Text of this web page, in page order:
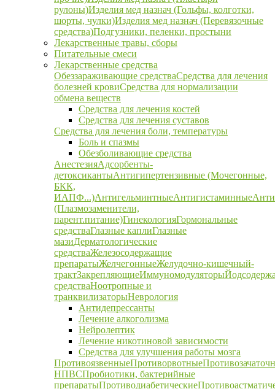
рулоны)Изделия мед назнач (Гольфы, колготки,
шорты, чулки)Изделия мед назнач (Перевязочные
средства)Подгузники, пеленки, простыни
Лекарственные травы, сборы
Питательные смеси
Лекарственные средства
Обеззараживающие средстваСредства для лечения
болезней кровиСредства для нормализации
обмена веществ
Средства для лечения костей
Средства для лечения суставов
Средства для лечения боли, температуры
Боль и спазмы
Обезболивающие средства
АнестезияАдсорбенты-
детоксикантыАнтигипертензивные (Мочегонные,
БКК,
ИАПФ...)АнтигельминтныеАнтигистаминные
(Плазмозаменители,
парент.питание)ГинекологияГормональные
средстваГлазные каплиГлазные
мазиДерматологические
средстваЖелезосодержащие
препаратыЖелчегонныеЖелудочно-кишечный-
трактЗакрепляющиеИммуномодуляторы
средстваНоотропные и
транквилизаторыНеврология
Антидепрессанты
Лечение алкоголизма
Нейролептик
Лечение никотиновой зависимости
Средства для улучшения работы мозга
ПротивоязвенныеПротиворвотные
НПВСПробиотики, бактерийные
препаратыПротиводиабетические